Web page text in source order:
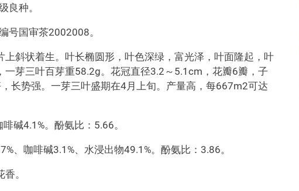
良种。
号国审茶2002008。
斜状着生。叶长椭圆形，叶色深绿，富光泽，叶面隆起，叶
芽三叶百芽重58.2g。花冠直径3.2～5.1cm，花瓣6瓣，子
长势强。一芽三叶盛期在4月上旬。产量高，每667m2可达
碱4.1%。酚氨比：5.66。
、咖啡碱3.1%、水浸出物49.1%。酚氨比：3.86。
。